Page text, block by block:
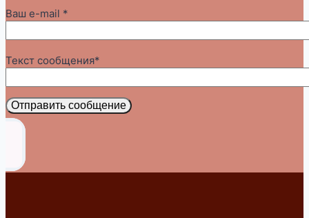
Ваш e-mail *
Текст сообщения*
Отправить сообщение